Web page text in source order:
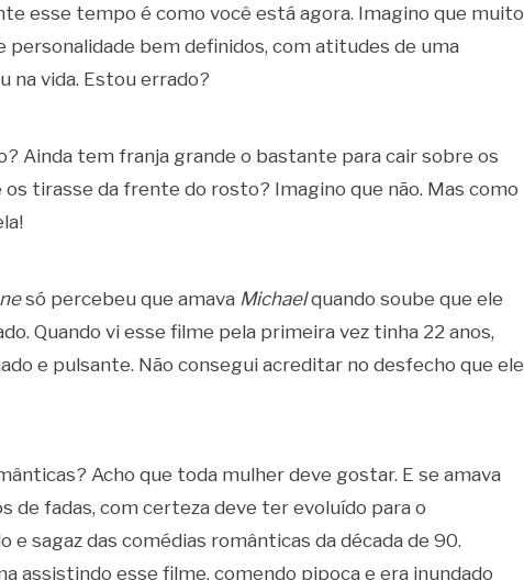
esse tempo é como você está agora. Imagino que muito
personalidade bem definidos, com atitudes de uma
na vida. Estou errado?
Ainda tem franja grande o bastante para cair sobre os
tirasse da frente do rosto? Imagino que não. Mas como
só percebeu que amava Michaelquando soube que ele
Quando vi esse filme pela primeira vez tinha 22 anos,
e pulsante. Não consegui acreditar no desfecho que ele
Acho que toda mulher deve gostar. E se amava
de fadas, com certeza deve ter evoluído para o
e sagaz das comédias românticas da década de 90.
assistindo esse filme, comendo pipoca e era inundado